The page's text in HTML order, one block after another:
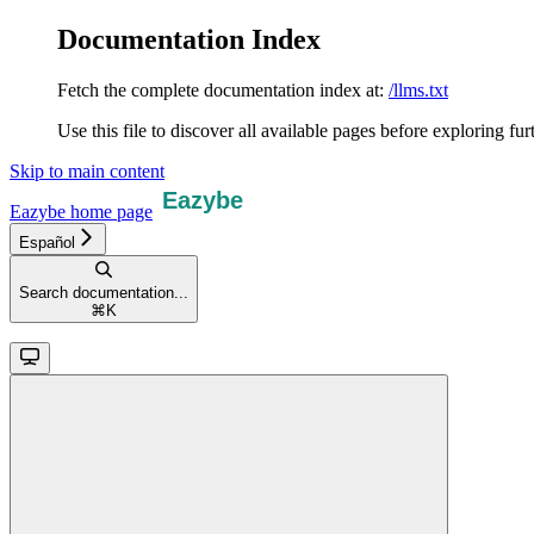
Documentation Index
Fetch the complete documentation index at: /llms.txt
Use this file to discover all available pages before exploring
Skip to main content
Eazybe home page
Español
Search documentation...
⌘ K